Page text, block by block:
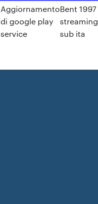
Aggiornamento
di google play
service
Bent 1997
streaming
sub ita